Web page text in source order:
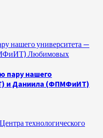
нашего университета —
Любимовых
пару нашего
и Даниила (ФПМФиИТ)
технологического